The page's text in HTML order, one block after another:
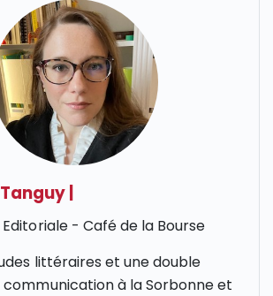
- Café de la Bourse
littéraires et une double
à la Sorbonne et